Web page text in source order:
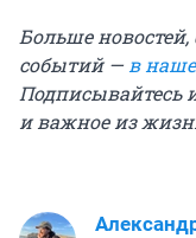
Больше
событий — в
Подписывайтесь
и важное из